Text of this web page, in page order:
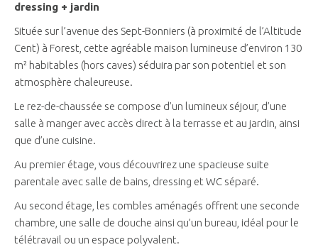
dressing + jardin
Située sur l’avenue des Sept-Bonniers (à proximité de l’Altitude
Cent) à Forest , cette agréable maison lumineuse d’environ 130
m² habitables (hors caves) séduira par son potentiel et son
atmosphère chaleureuse.
Le rez-de-chaussée se compose d’un lumineux séjour, d’une
salle à manger avec accès direct à la terrasse et au jardin, ainsi
que d’une cuisine.
Au premier étage, vous découvrirez une spacieuse suite
parentale avec salle de bains, dressing et WC séparé.
Au second étage, les combles aménagés offrent une seconde
chambre, une salle de douche ainsi qu’un bureau, idéal pour le
télétravail ou un espace polyvalent.